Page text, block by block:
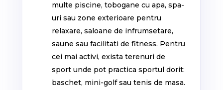
multe piscine, tobogane cu apa, spa-
uri sau zone exterioare pentru
relaxare, saloane de infrumsetare,
saune sau facilitati de fitness. Pentru
cei mai activi, exista terenuri de
sport unde pot practica sportul dorit:
baschet, mini-golf sau tenis de masa.